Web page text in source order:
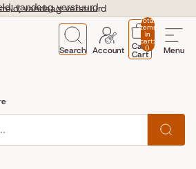
vandaag verstuurd
vandaag verstuurd
Menu
Search Account
Total
items
in
cart:
0
Cart
Cart